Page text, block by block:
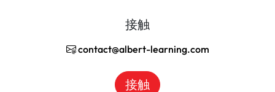
接触
contact@albert-learning.com
接触